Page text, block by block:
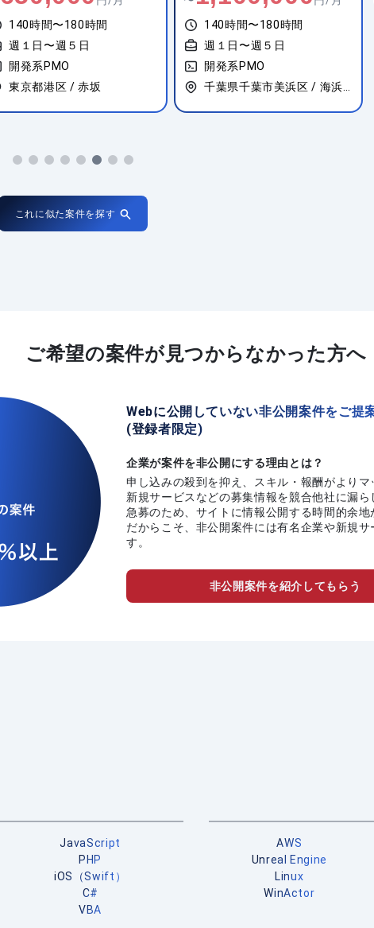
140時間〜180時間
週１日〜週５日
開発系PMO
東京都港区 / 赤坂
140時間〜180時間
週１日〜週５日
開発系PMO
これに似た案件を探す
ご希望の案件が見つからなかった方へ
Webに公開していない非公開案件をご提
(登録者限定)
企業が案件を非公開にする理由とは？
申し込みの殺到を抑え、スキル・報酬がより
新規サービスなどの募集情報を競合他社に漏ら
急募のため、サイトに情報公開する時間的余地
だからこそ、非公開案件には有名企業や新規サ
す。
非公開案件を紹介してもらう
JavaScript
PHP
iOS（Swift）
C#
VBA
AWS
Unreal Engine
Linux
WinActor